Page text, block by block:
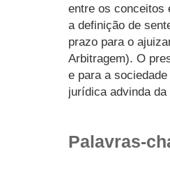
entre os conceitos
a definição de
prazo para o
Arbitragem). O
e para a
jurídica advinda
Palavras-